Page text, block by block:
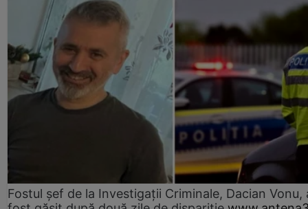
Fostul șef de la Investigații Criminale, Dacian Vonu,